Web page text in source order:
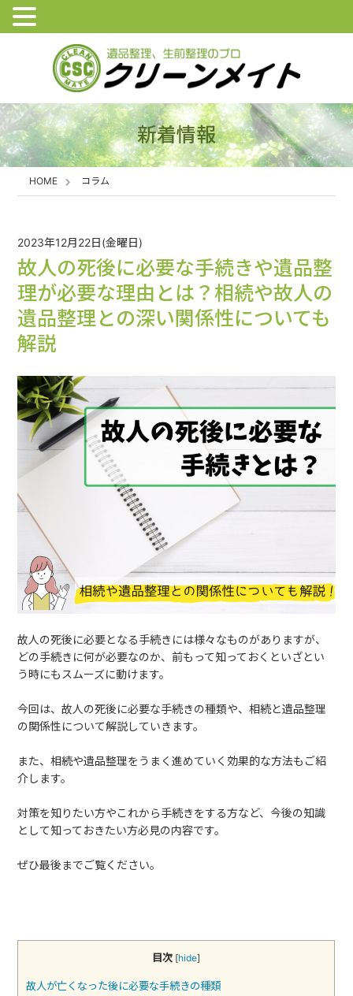
新着情報
HOME コラム
2023年12月22日(金曜日)
故人の死後に必要な手続きや遺品整
理が必要な理由とは？相続や故人の
遺品整理との深い関係性についても
解説
故人の死後に必要となる手続きには様々なものがありますが、
どの手続きに何が必要なのか、前もって知っておくといざとい
う時にもスムーズに動けます。
今回は、故人の死後に必要な手続きの種類や、相続と遺品整理
の関係性について解説していきます。
また、相続や遺品整理をうまく進めていく効果的な方法もご紹
介します。
対策を知りたい方やこれから手続きをする方など、今後の知識
として知っておきたい方必見の内容です。
ぜひ最後までご覧ください。
目次 [hide]
故人が亡くなった後に必要な手続きの種類